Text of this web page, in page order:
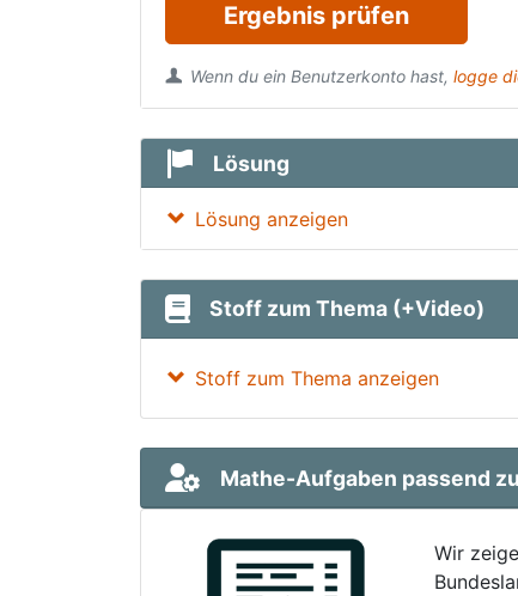
Ergebnis prüfen
Wenn du ein Benutzerkonto hast, logge
Lösung
Lösung anzeigen
Stoff zum Thema (+Video)
Stoff zum Thema anzeigen
Mathe-Aufgaben passend
Wir